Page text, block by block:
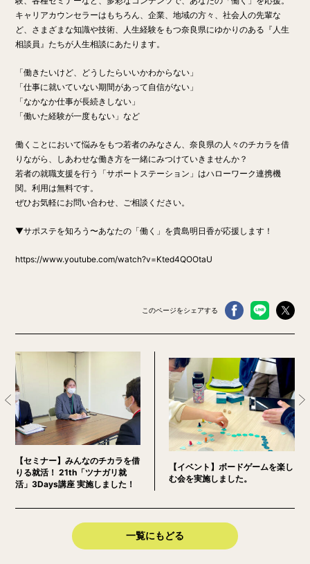
キャリアカウンセラーはもちろん、企業、地域の方々、社会人の先輩な
ど、さまざまな知識や技術、人生経験をもつ奈良県にゆかりのある『人生
相談員』たちが人生相談にあたります。
「働きたいけど、どうしたらいいかわからない」
「仕事に就いていない期間があって自信がない」
「なかなか仕事が長続きしない」
「働いた経験が一度もない」など
働くことにおいて悩みをもつ若者のみなさん、奈良県の人々のチカラを借
りながら、しあわせな働き方を一緒にみつけていきませんか？
若者の就職支援を行う「サポートステーション」はハローワーク連携機
関。利用は無料です。
ぜひお気軽にお問い合わせ、ご相談ください。
▼サポステを知ろう〜あなたの「働く」を貴島明日香が応援します！
https://www.youtube.com/watch?v=Kted4QOOtaU
このページをシェアする
【セミナー】みんなのチカラを借
りる就活！ 21th「ツナガリ就
活」3Days講座 実施しました！
【イベント】ボードゲームを楽し
む会を実施しました。
一覧にもどる